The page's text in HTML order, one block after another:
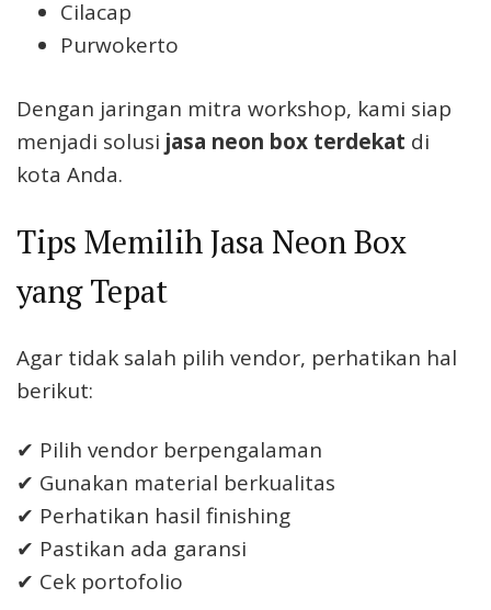
Cilacap
Purwokerto
Dengan jaringan mitra workshop, kami siap
menjadi solusi jasa neon box terdekat di
kota Anda.
Tips Memilih Jasa Neon Box
yang Tepat
Agar tidak salah pilih vendor, perhatikan hal
berikut:
✔ Pilih vendor berpengalaman
✔ Gunakan material berkualitas
✔ Perhatikan hasil finishing
✔ Pastikan ada garansi
✔ Cek portofolio